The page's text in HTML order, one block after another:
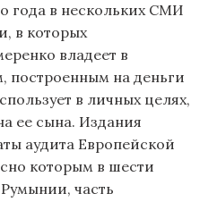
года в нескольких СМИ
в которых
владеет в
построенным на деньги
в личных целях,
ее сына. Издания
аудита Европейской
которым в шести
часть